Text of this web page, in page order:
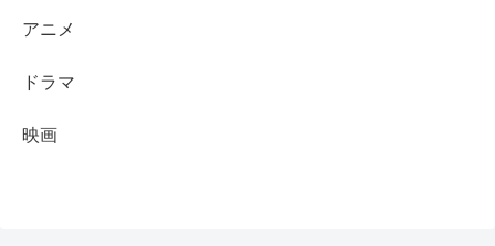
アニメ
ドラマ
映画